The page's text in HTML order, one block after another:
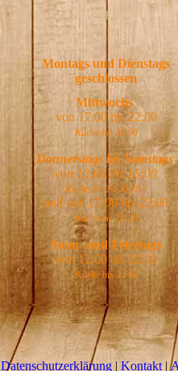
Öffnungszeiten
Montags und Dienstags
geschlossen
Mittwochs
von 17:00 bis 22:00
Küche bis 21:00
Donnerstags bis Samstags
von 12:00 bis 15:00
Küche bis 14:30 Uhr
und von 17:00 bis 22:00
Küche bis 21:30
Sonn- und Feiertags
von 12:00 bis 22:00
Küche bis 21:00
Datenschutzerklärung| Kontakt|